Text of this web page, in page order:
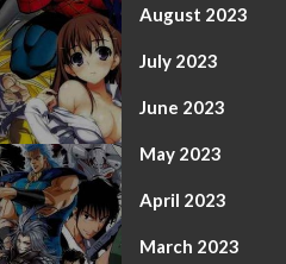
August 2023
July 2023
June 2023
May 2023
April 2023
March 2023